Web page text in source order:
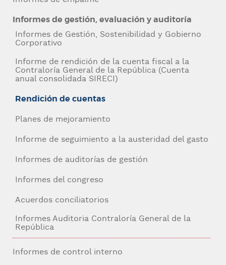
Navegación
contexto
Informes de gestión, evaluación y auditoría
Informes de Gestión, Sostenibilidad y Gobierno
Corporativo
Informe de rendición de la cuenta fiscal a la
Contraloría General de la República (Cuenta
anual consolidada SIRECI)
Rendición de cuentas
Planes de mejoramiento
Informe de seguimiento a la austeridad del gasto
Informes de auditorías de gestión
Informes del congreso
Acuerdos conciliatorios
Informes Auditoria Contraloría General de la
República
Informes de control interno